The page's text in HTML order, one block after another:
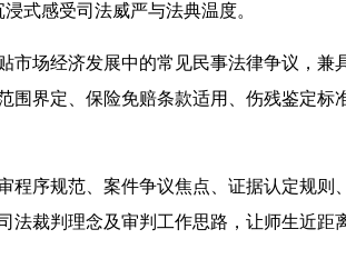
式感受司法威严与法典温度。
场经济发展中的常见民事法律争议，兼
围界定、保险免赔条款适用、伤残鉴定标
序规范、案件争议焦点、证据认定规则
法裁判理念及审判工作思路，让师生近距